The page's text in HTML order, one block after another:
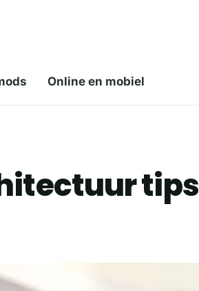
Online en mobiel
tips